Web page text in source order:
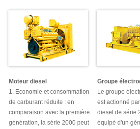
Moteur diesel
1. Economie et consommation
de carburant réduite : en
comparaison avec la première
génération, la série 2000 peut
Groupe
Le groupe
est actionné
diesel de série
équipé d'un